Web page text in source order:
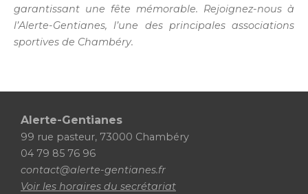
garantissant une fête mémorable. Rejoignez-nous à
l’Alerte-Gentianes, l’une des principales associations
sportives de Chambéry.
Alerte-Gentianes
99 rue pasteur, 73000 Chambéry
04 79 85 76 96
contact@alerte-gentianes.fr
Voir les horaires du secrétariat